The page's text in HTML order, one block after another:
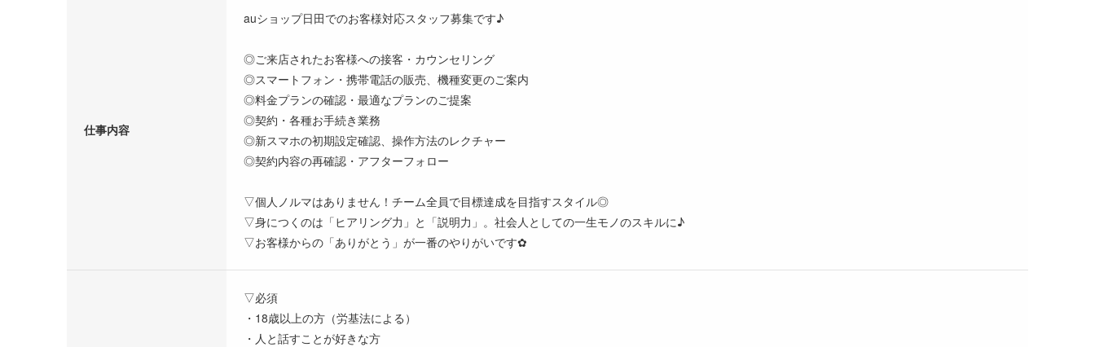
仕事内容
auショップ日田でのお客様対応スタッフ募集です♪
◎ご来店されたお客様への接客・カウンセリング
◎スマートフォン・携帯電話の販売、機種変更のご案内
◎料金プランの確認・最適なプランのご提案
◎契約・各種お手続き業務
◎新スマホの初期設定確認、操作方法のレクチャー
◎契約内容の再確認・アフターフォロー
▽個人ノルマはありません！チーム全員で目標達成を目指すスタイル◎
▽身につくのは「ヒアリング力」と「説明力」。社会人としての一生モノのスキルに♪
▽お客様からの「ありがとう」が一番のやりがいです✿
▽必須
・18歳以上の方（労基法による）
・人と話すことが好きな方